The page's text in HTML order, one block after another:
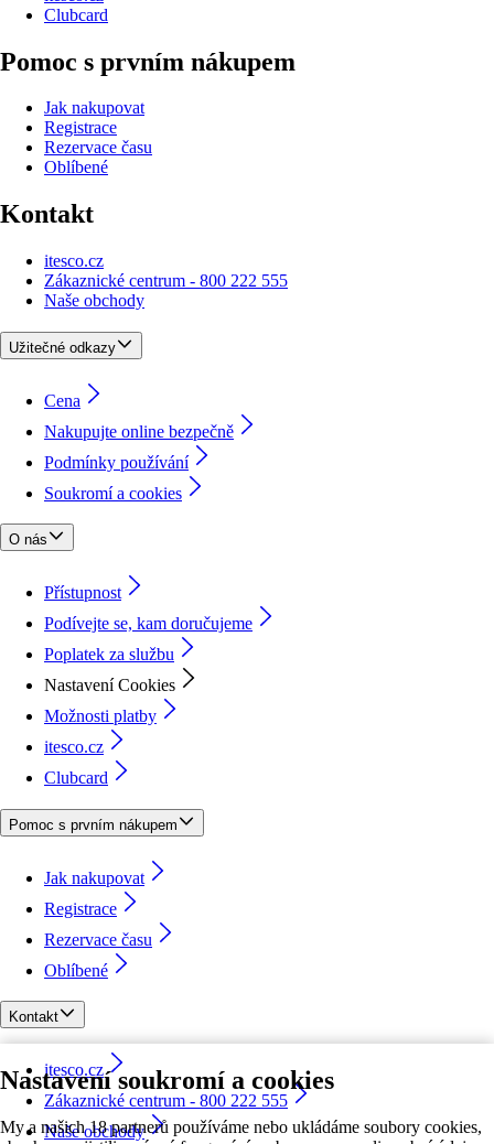
Nastavení soukromí a cookies
My a našich 18 partnerů používáme nebo ukládáme soubory cookies,
Clubcard
Pomoc s prvním nákupem
Jak nakupovat
Registrace
Rezervace času
Oblíbené
Kontakt
itesco.cz
Zákaznické centrum - 800 222 555
Naše obchody
Užitečné odkazy
Cena
Nakupujte online bezpečně
Podmínky používání
Soukromí a cookies
O nás
Přístupnost
Podívejte se, kam doručujeme
Poplatek za službu
Nastavení Cookies
Možnosti platby
itesco.cz
Clubcard
Pomoc s prvním nákupem
Jak nakupovat
Registrace
Rezervace času
Oblíbené
Kontakt
itesco.cz
Zákaznické centrum - 800 222 555
Naše obchody